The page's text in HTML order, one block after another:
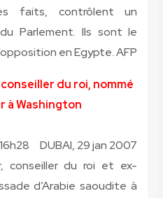
faits, contrôlent un
Parlement. Ils sont le
en Egypte.AFP
du roi, nommé
à Washington
DUBAI, 29 jan 2007
conseiller du roi et ex-
d’Arabie saoudite à